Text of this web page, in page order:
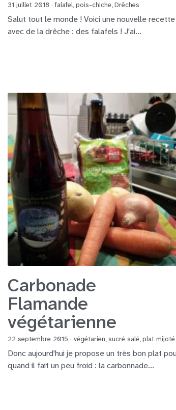
31 juillet 2018 ·falafel, pois-chiche, Drêches
Salut tout le monde ! Voici une nouvelle recette
avec de la drêche : des falafels ! J'ai...
Carbonade
Flamande
végétarienne
22 septembre 2015 ·végétarien, sucré salé, plat mijoté
Donc aujourd'hui je propose un très bon plat
quand il fait un peu froid : la carbonnade...